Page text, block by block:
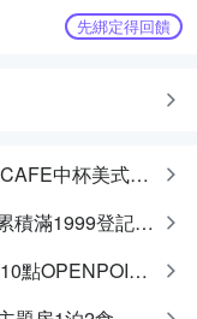
先綁定得回饋
8/3-8/9 消費登記送CITY CAFE中杯美式乙杯
8/5-8/26居家指定品區間累積滿1999登記送10%OP點數 (回饋上限300)
首次綁定uniopen帳號 送10點OPENPOINT+統一布丁一個